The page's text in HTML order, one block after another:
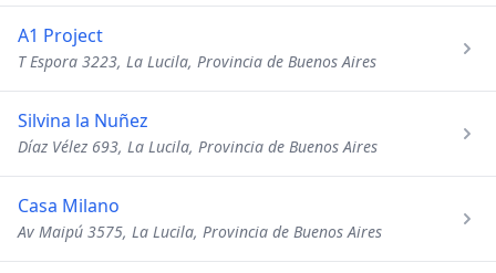
A1 Project
T Espora 3223, La Lucila, Provincia de Buenos Aires
Silvina la Nuñez
Díaz Vélez 693, La Lucila, Provincia de Buenos Aires
Casa Milano
Av Maipú 3575, La Lucila, Provincia de Buenos Aires